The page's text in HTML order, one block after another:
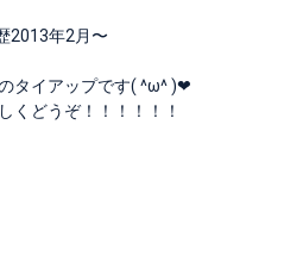
2013年2月〜
タイアップです( ^ω^ )❤︎
くどうぞ！！！！！！